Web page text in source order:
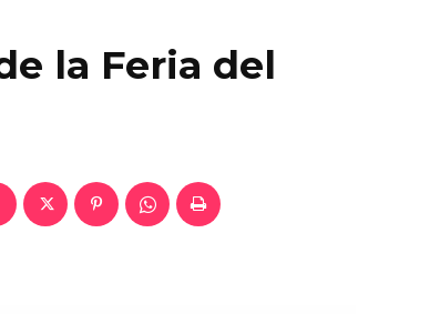
la Feria del